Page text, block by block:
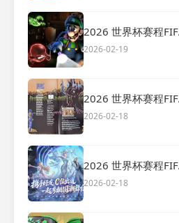
2026 世界杯赛程
2026-02-19
2026 世界杯赛程
2026-02-18
2026 世界杯赛程
2026-02-18